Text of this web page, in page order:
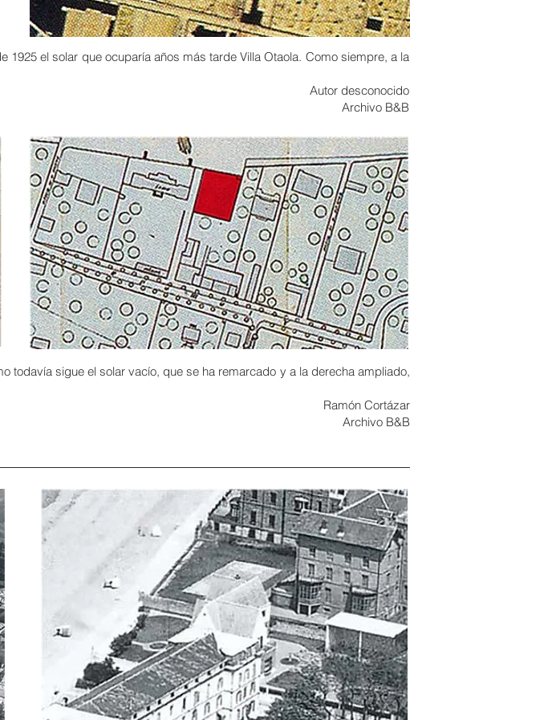
el solar que ocuparía años más tarde Villa Otaola. Como siempre, a la
Autor desconocido
Archivo B&B
todavía sigue el solar vacío, que se ha remarcado y a la derecha ampliado,
Ramón Cortázar
Archivo B&B